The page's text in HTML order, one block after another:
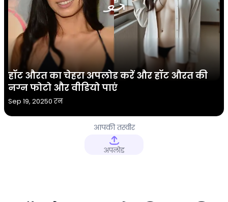
हॉट औरत का चेहरा अपलोड करें और हॉट औरत की
नग्न फोटो और वीडियो पाएं
Sep 19, 20250 रन
आपकी तस्वीर
अपलोड